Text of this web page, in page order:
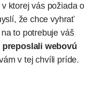
ktorej vás požiada o
že chce vyhrať
to potrebuje váš
preposlali webovú
v tej chvíli príde.